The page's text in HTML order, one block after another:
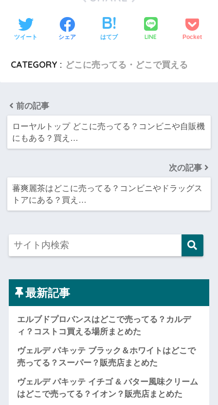
ツイート シェア はてブ LINE Pocket
CATEGORY : どこに売ってる・どこで買える
前の記事
ローヤルトップ どこに売ってる？コンビニや自販機
にもある？買え…
次の記事
蕃爽麗茶はどこに売ってる？コンビニやドラッグス
トアにある？買え…
最新記事
エルブドプロバンスはどこで売ってる？カルデ
ィ？コストコ買える場所まとめた
ヴェルデ パキッテ ブラック＆ホワイトはどこで
売ってる？スーパー？販売店まとめた
ヴェルデ パキッテ イチゴ & バター風味クリーム
はどこで売ってる？イオン？販売店まとめた